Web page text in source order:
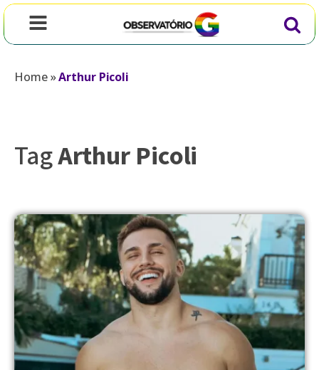
Home»Arthur Picoli
TagArthur Picoli